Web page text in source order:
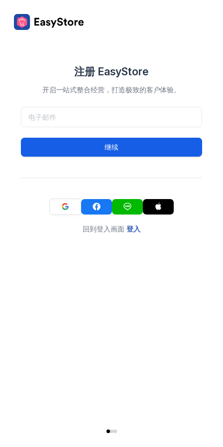
注册 EasyStore
开启一站式整合经营，打造极致的客户体验。
继续
回到登入画面 登入